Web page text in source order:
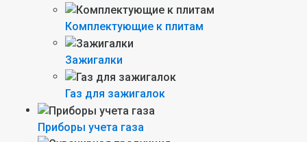
Комплектующие к плитам
Зажигалки
Газ для зажигалок
Приборы учета газа